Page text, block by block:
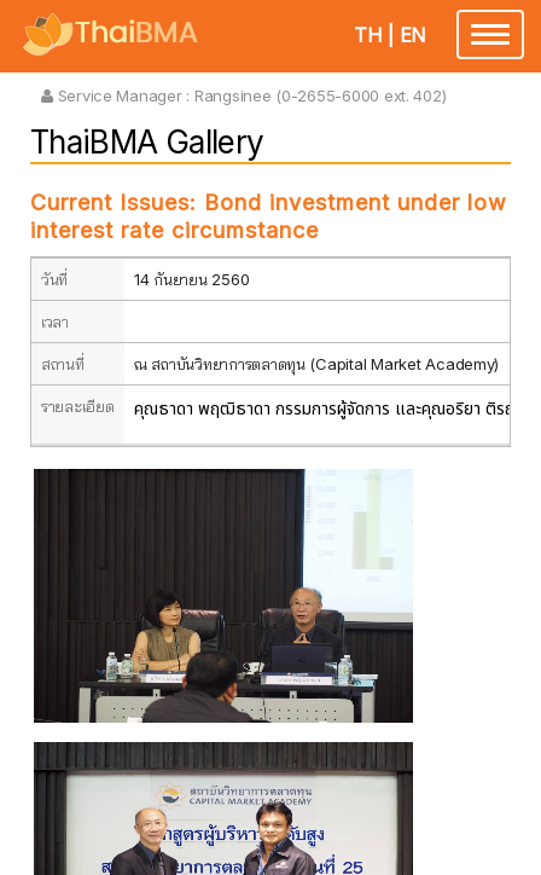
Toggle
TH EN
Service Manager : Rangsinee (0-2655-6000 ext. 402)
ThaiBMA Gallery
Current Issues: Bond investment under low
interest rate circumstance
วันที่ 14 กันยายน 2560
เวลา
สถานที่ ณ สถาบันวิทยาการตลาดทุน (Capital Market Academy)
รายละเอียด คุณธาดา พฤฒิธาดา กรรมการผู้จัดการ และคุณอริยา ติรณะ